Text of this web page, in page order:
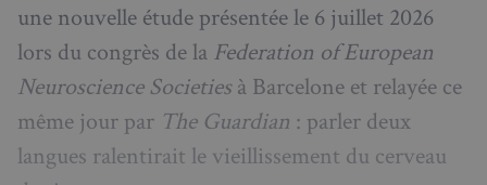
une nouvelle étude présentée le 6 juillet 2026
lors du congrès de la Federation of European
Neuroscience Societiesà Barcelone et relayée ce
même jour par The Guardian : parler deux
langues ralentirait le vieillissement du cerveau